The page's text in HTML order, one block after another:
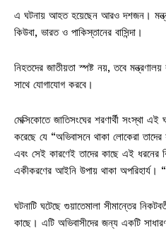
এ ঘটনায় আহত হয়েছেন আরও দশজন।
কিউবা, ভারত ও পাকিস্তানের বাসিন্দা।
নিহতদের জাতীয়তা স্পষ্ট নয়, তবে মন্ত্রণালয়
সাথে যোগাযোগ করবে।
মেক্সিকোতে জাতিসংঘের শরণার্থী সংস্থা
করেছে যে “অভিবাসনে থাকা লোকেরা
এবং সেই কারণেই তাদের কাছে এই ধরনের
একীকরণের আইনি উপায় থাকা অপরিহার্য। “
ঘটনাটি ঘটেছে গুয়াতেমালা সীমান্তের
কাছে। এটি অভিবাসীদের জন্য একটি